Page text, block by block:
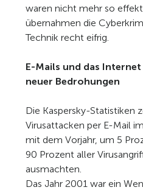
waren nicht mehr so
übernahmen die
Technik recht eifrig.
E-Mails und das
neuer Bedrohungen
Die Kaspersky-Statistiken
Virusattacken per E-Mail
mit dem Vorjahr, um 5
90 Prozent aller
ausmachten.
Das Jahr 2001 war ein